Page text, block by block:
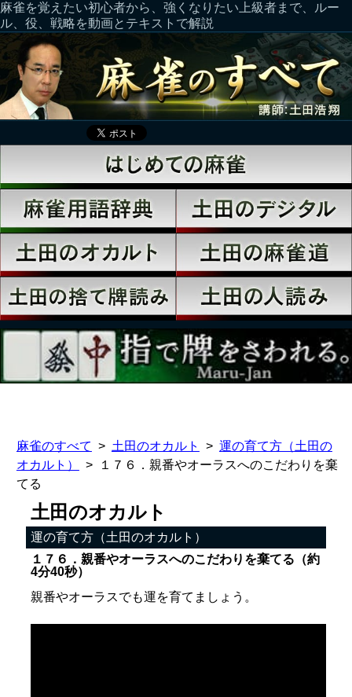
麻雀を覚えたい初心者から、強くなりたい上級者まで、ルー
ル、役、戦略を動画とテキストで解説
麻雀のすべて 土田のオカルト
運の育て方（土田の
オカルト）
１７６．親番やオーラスへのこだわりを棄
てる
土田のオカルト
運の育て方（土田のオカルト）
１７６．親番やオーラスへのこだわりを棄てる（約
4分40秒）
親番やオーラスでも運を育てましょう。